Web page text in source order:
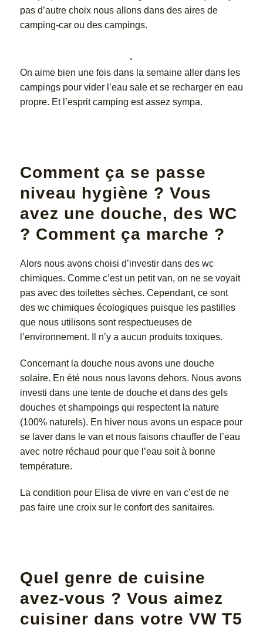
pas d’autre choix nous allons dans des aires de
camping-car ou des campings.
On aime bien une fois dans la semaine aller dans les
campings pour vider l’eau sale et se recharger en eau
propre. Et l’esprit camping est assez sympa.
Comment ça se passe
niveau hygiène ? Vous
avez une douche, des WC
? Comment ça marche ?
Alors nous avons choisi d’investir dans des wc
chimiques. Comme c’est un petit van, on ne se voyait
pas avec des toilettes sèches. Cependant, ce sont
des wc chimiques écologiques puisque les pastilles
que nous utilisons sont respectueuses de
l’environnement. Il n’y a aucun produits toxiques.
Concernant la douche nous avons une douche
solaire. En été nous nous lavons dehors. Nous avons
investi dans une tente de douche et dans des gels
douches et shampoings qui respectent la nature
(100% naturels). En hiver nous avons un espace pour
se laver dans le van et nous faisons chauffer de l’eau
avec notre réchaud pour que l’eau soit à bonne
température.
La condition pour Elisa de vivre en van c’est de ne
pas faire une croix sur le confort des sanitaires.
Quel genre de cuisine
avez-vous ? Vous aimez
cuisiner dans votre VW T5